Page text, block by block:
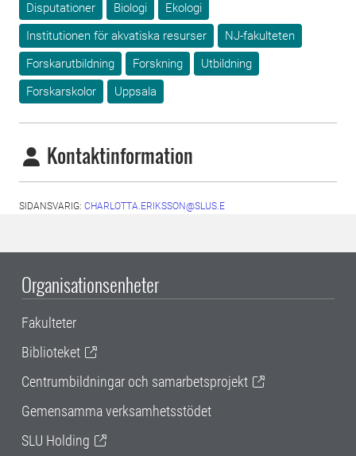
Disputationer Biologi
Ekologi
Institutionen för akvatiska resurser
NJ-fakulteten
Forskarutbildning
Forskning
Utbildning
Forskarskolor
Uppsala
Kontaktinformation
SIDANSVARIG: CHARLOTTA.ERIKSSON@SLUS.E
Organisationsenheter
Fakulteter
Biblioteket
Centrumbildningar och samarbetsprojekt
Gemensamma verksamhetsstödet
SLU Holding